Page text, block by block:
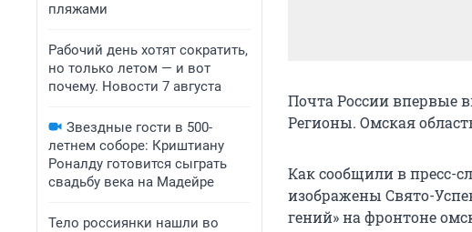
пляжами
Рабочий день хотят сократить,
но только летом — и вот
почему. Новости 7 августа
Звездные гости в 500-
летнем соборе: Криштиану
Роналду готовится сыграть
свадьбу века на Мадейре
Тело россиянки нашли во
Почта России впервые
Регионы. Омская
Как сообщили в пресс-
изображены Свято-
гений» на фронтоне